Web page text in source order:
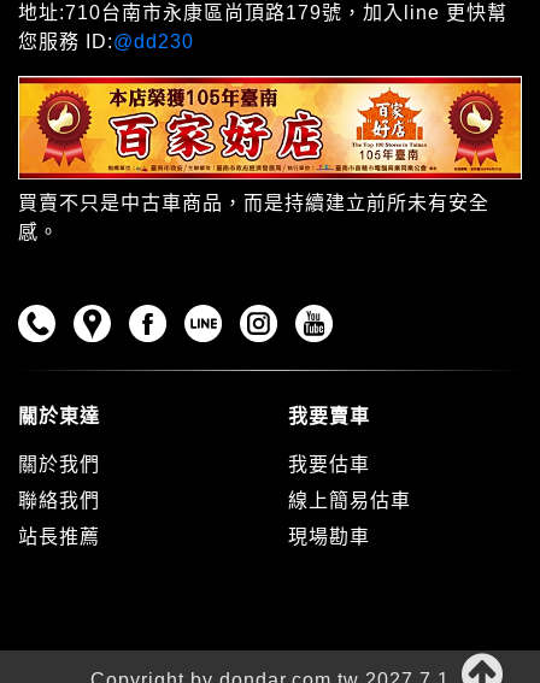
地址:710台南市永康區尚頂路179號，加入line 更快幫
您服務 ID:@dd230
買賣不只是中古車商品，而是持續建立前所未有安全
感。
關於東達
關於我們
聯絡我們
站長推薦
我要賣車
我要估車
線上簡易估車
現場勘車